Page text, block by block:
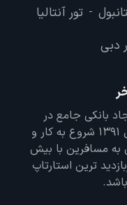
- تور آنتالیا
دبی
بانکی جامع در
تمامی زمینه های گردشگری در سال 1391 شروع به کار و
دهی به مسافرین با بیش
ترین استارتاپ